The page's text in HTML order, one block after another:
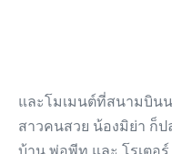
และโมเมนต์ที่สนามบิน
สาวคนสวย น้องมิย่า ก็